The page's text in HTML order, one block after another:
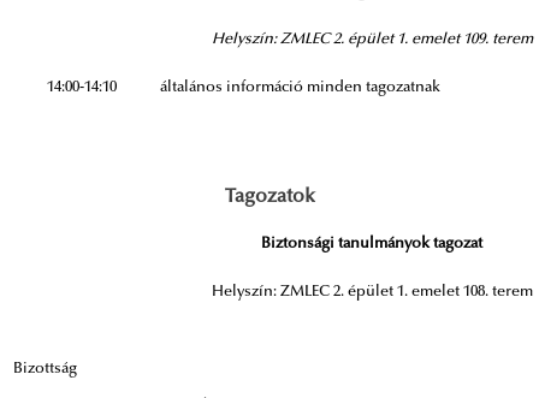
Helyszín: ZMLEC 2. épület 1. emelet 109. terem
14:00-14:10 általános információ minden tagozatnak
Tagozatok
Biztonsági tanulmányok tagozat
Helyszín: ZMLEC 2. épület 1. emelet 108. terem
Bizottság